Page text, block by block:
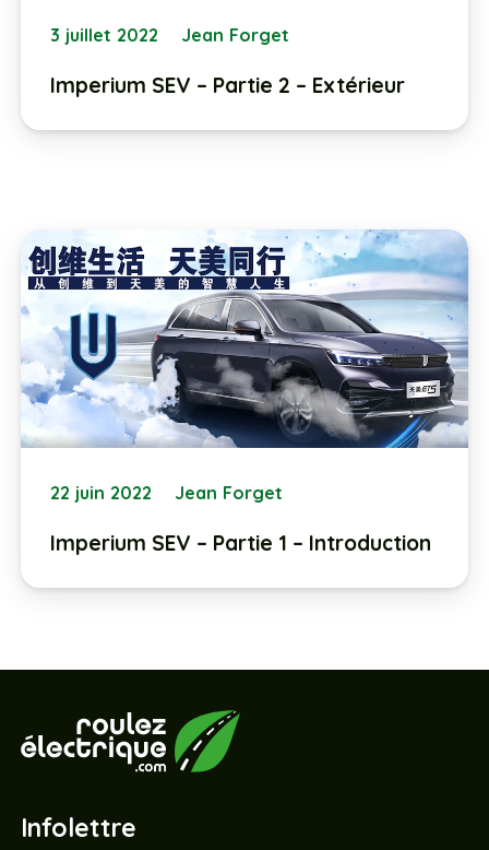
3 juillet 2022 Jean Forget
Imperium SEV – Partie 2 – Extérieur
22 juin 2022 Jean Forget
Imperium SEV – Partie 1 – Introduction
Infolettre